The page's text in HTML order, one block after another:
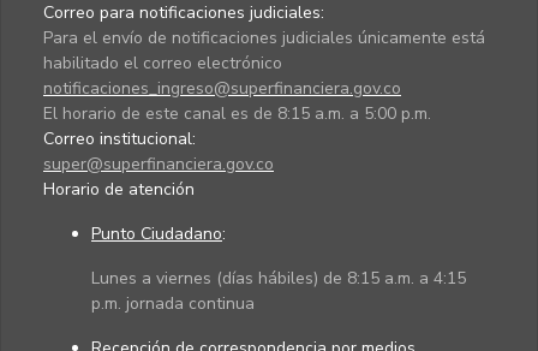
Correo para notificaciones judiciales:
Para el envío de notificaciones judiciales únicamente está
habilitado el correo electrónico
notificaciones_ingreso@superfinanciera.gov.co
El horario de este canal es de 8:15 a.m. a 5:00 p.m.
Correo institucional:
super@superfinanciera.gov.co
Horario de atención
Punto Ciudadano:
Lunes a viernes (días hábiles) de 8:15 a.m. a 4:15
p.m. jornada continua